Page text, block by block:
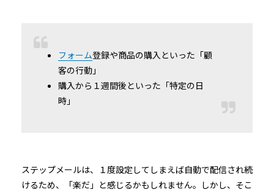
フォーム登録や商品の購入といった「顧
客の行動」
購入から１週間後といった「特定の日
時」
ステップメールは、１度設定してしまえば自動で配信され続
けるため、「楽だ」と感じるかもしれません。しかし、そこ